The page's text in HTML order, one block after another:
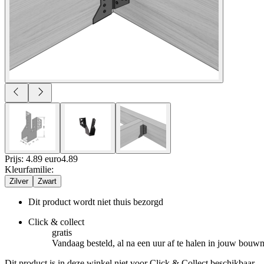
Prijs: 4.89 euro4.89
Kleurfamilie:
Zilver Zwart
Dit product wordt niet thuis bezorgd
Click & collect
gratis
Vandaag besteld, al na een uur af te halen in jouw